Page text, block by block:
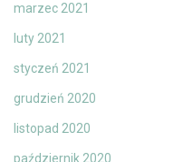
marzec 2021
luty 2021
styczeń 2021
grudzień 2020
listopad 2020
październik 2020